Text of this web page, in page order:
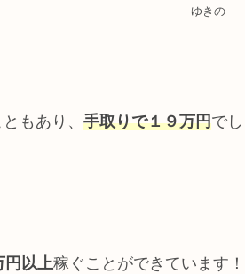
ゆきの
もあり、 手取りで１９万円でし
円以上稼ぐことができています！